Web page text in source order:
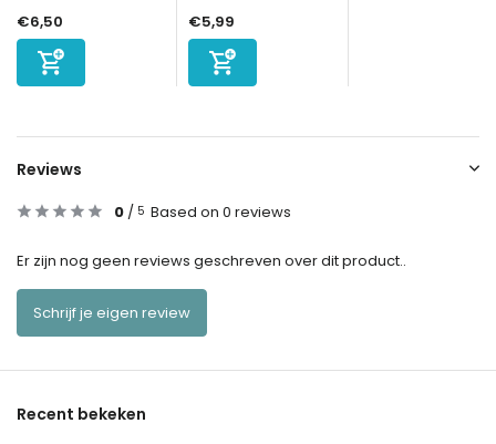
€6,50 €5,99
Reviews
0 / 5 Based on 0 reviews
Er zijn nog geen reviews geschreven over dit product..
Schrijf je eigen review
Recent bekeken